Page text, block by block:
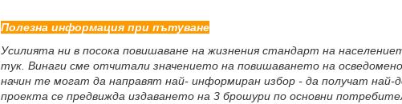
Полезна информация при пътуване
Усилията ни в посока повишаване на жизнения стандарт на
тук. Винаги сме отчитали значението на повишаването на
начин те могат да направят най- информиран избор - да получат
проекта се предвижда издаването на 3 брошури по основни